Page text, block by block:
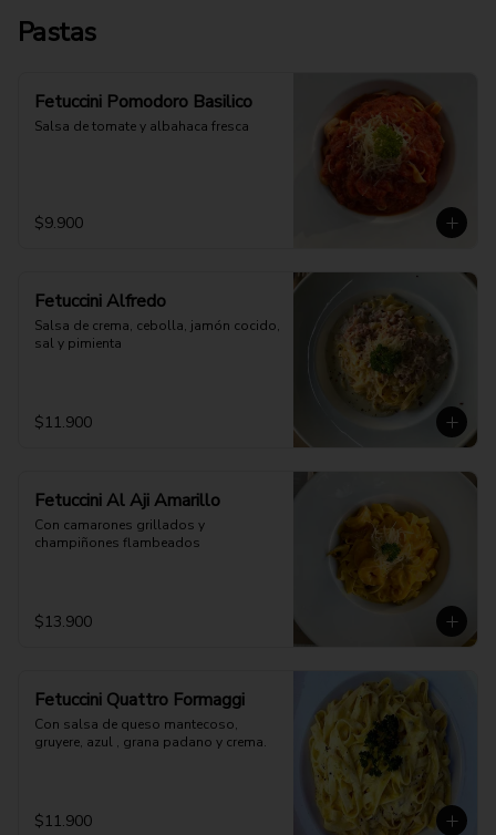
Pastas
Fetuccini Pomodoro Basilico
Salsa de tomate y albahaca fresca
$9.900
Fetuccini Alfredo
Salsa de crema, cebolla, jamón cocido,
sal y pimienta
$11.900
Fetuccini Al Aji Amarillo
Con camarones grillados y
champiñones flambeados
$13.900
Fetuccini Quattro Formaggi
Con salsa de queso mantecoso,
gruyere, azul , grana padano y crema.
$11.900